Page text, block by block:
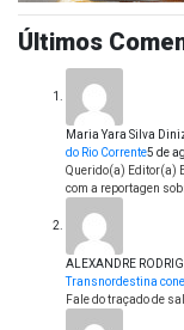
Últimos
Maria Yara Silva
do Rio Corrente5 de
Querido(a) Editor(a)
com a reportagen
ALEXANDRE
Transnordestina
Fale do traçado de